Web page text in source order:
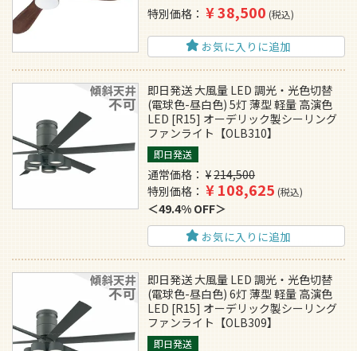
特別価格
¥38,500 税込
お気に入りに追加
即日発送 大風量 LED 調光・光色切替
(電球色-昼白色) 5灯 薄型 軽量 高演色
LED [R15] オーデリック製シーリング
ファンライト【OLB310】
即日発送
通常価格 ¥214,500
特別価格
¥108,625 税込
49.4% OFF
お気に入りに追加
即日発送 大風量 LED 調光・光色切替
(電球色-昼白色) 6灯 薄型 軽量 高演色
LED [R15] オーデリック製シーリング
ファンライト【OLB309】
即日発送